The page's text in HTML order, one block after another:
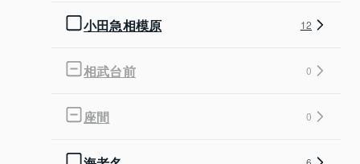
小田急相模原 12
相武台前 0
座間 0